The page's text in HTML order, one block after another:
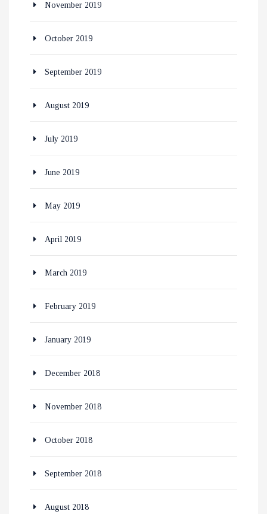
November 2019
October 2019
September 2019
August 2019
July 2019
June 2019
May 2019
April 2019
March 2019
February 2019
January 2019
December 2018
November 2018
October 2018
September 2018
August 2018